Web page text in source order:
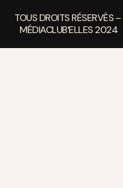
TOUS DROITS RÉSERVÉS –
MÉDIACLUB’ELLES 2024